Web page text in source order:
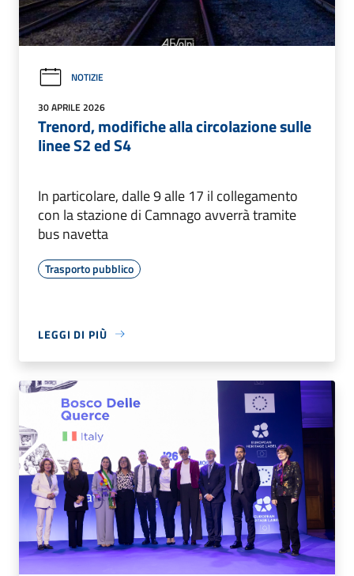
NOTIZIE
30 APRILE 2026
Trenord, modifiche alla circolazione sulle
linee S2 ed S4
In particolare, dalle 9 alle 17 il collegamento
con la stazione di Camnago avverrà tramite
bus navetta
Trasporto pubblico
LEGGI DI PIÙ